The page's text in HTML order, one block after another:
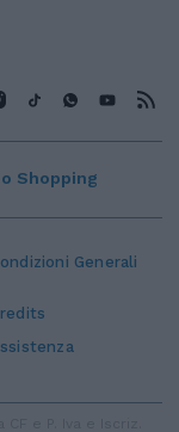
Generali
Shopping